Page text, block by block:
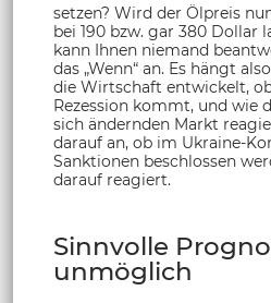
setzen? Wird der Ölpreis
bei 190 bzw. gar 380 Dollar
kann Ihnen niemand
das „Wenn“ an. Es hängt
die Wirtschaft entwickelt,
Rezession kommt, und wie
sich ändernden Markt
darauf an, ob im Ukraine-
Sanktionen beschlossen
darauf reagiert.
Sinnvolle
unmöglich